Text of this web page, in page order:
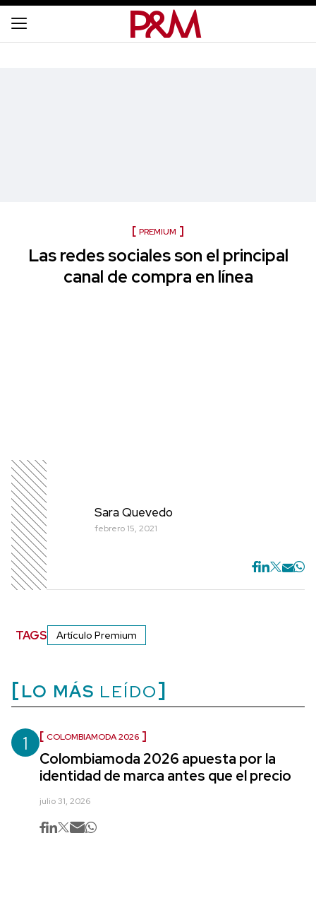
PREMIUM
Las redes sociales son el principal
canal de compra en línea
Sara Quevedo
febrero 15, 2021
TAGS Artículo Premium
LO MÁS LEÍDO
1 COLOMBIAMODA 2026
Colombiamoda 2026 apuesta por la
identidad de marca antes que el precio
julio 31, 2026